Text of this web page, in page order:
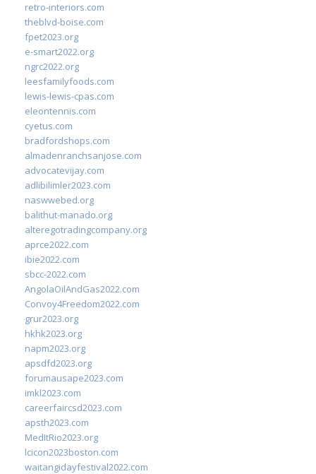
retro-interiors.com
theblvd-boise.com
fpet2023.org
e-smart2022.org
ngrc2022.org
leesfamilyfoods.com
lewis-lewis-cpas.com
eleontennis.com
cyetus.com
bradfordshops.com
almadenranchsanjose.com
advocatevijay.com
adlibilimler2023.com
naswwebed.org
balithut-manado.org
alteregotradingcompany.org
aprce2022.com
ibie2022.com
sbcc-2022.com
AngolaOilAndGas2022.com
Convoy4Freedom2022.com
grur2023.org
hkhk2023.org
napm2023.org
apsdfd2023.org
forumausape2023.com
imkl2023.com
careerfaircsd2023.com
apsth2023.com
MedItRio2023.org
lcicon2023boston.com
waitangidayfestival2022.com